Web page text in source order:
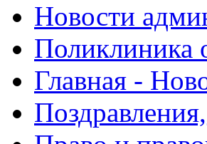
Новости
Поликлиника
Главная -